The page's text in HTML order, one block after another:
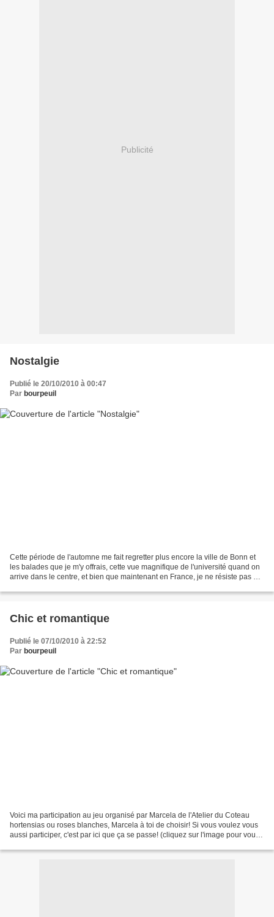
Publicité
Nostalgie
Publié le 20/10/2010 à 00:47
Par bourpeuil
Cette période de l'automne me fait regretter plus encore la ville de Bonn et
les balades que je m'y offrais, cette vue magnifique de l'université quand on
arrive dans le centre, et bien que maintenant en France, je ne résiste pas à
Chic et romantique
Publié le 07/10/2010 à 22:52
Par bourpeuil
Voici ma participation au jeu organisé par Marcela de l'Atelier du Coteau
hortensias ou roses blanches, Marcela à toi de choisir! Si vous voulez vous
aussi participer, c'est par ici que ça se passe! (cliquez sur l'image pour vous